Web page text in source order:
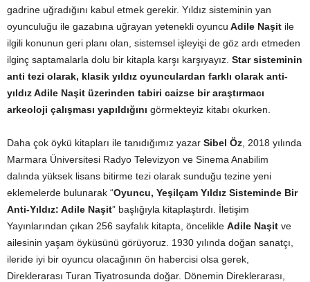
gadrine uğradığını kabul etmek gerekir. Yıldız sisteminin yan
oyunculuğu ile gazabına uğrayan yetenekli oyuncu Adile Naşit ile
ilgili konunun geri planı olan, sistemsel işleyişi de göz ardı etmeden
ilginç saptamalarla dolu bir kitapla karşı karşıyayız. Star sisteminin
anti tezi olarak, klasik yıldız oyunculardan farklı olarak anti-
yıldız Adile Naşit üzerinden tabiri caizse bir araştırmacı
arkeoloji çalışması yapıldığını görmekteyiz kitabı okurken.
Daha çok öykü kitapları ile tanıdığımız yazar Sibel Öz , 2018 yılında
Marmara Üniversitesi Radyo Televizyon ve Sinema Anabilim
dalında yüksek lisans bitirme tezi olarak sunduğu tezine yeni
eklemelerde bulunarak “Oyuncu, Yeşilçam Yıldız Sisteminde Bir
Anti-Yıldız: Adile Naşit” başlığıyla kitaplaştırdı. İletişim
Yayınlarından çıkan 256 sayfalık kitapta, öncelikle Adile Naşit ve
ailesinin yaşam öyküsünü görüyoruz. 1930 yılında doğan sanatçı,
ileride iyi bir oyuncu olacağının ön habercisi olsa gerek,
Direklerarası Turan Tiyatrosunda doğar. Dönemin Direklerarası,